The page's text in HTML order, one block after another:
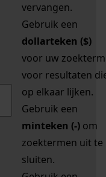
vervangen.
Gebruik een
dollarteken ($)
voor uw zoekterm
voor resultaten
op elkaar lijken.
Gebruik een
minteken (-) om
zoektermen uit te
sluiten.